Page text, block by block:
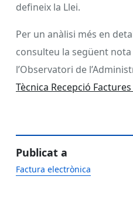
defineix la Llei.
Per un anàlisi més en
consulteu la següent nota
l’Observatori de
Tècnica Recepció
Publicat a
Factura electrònica